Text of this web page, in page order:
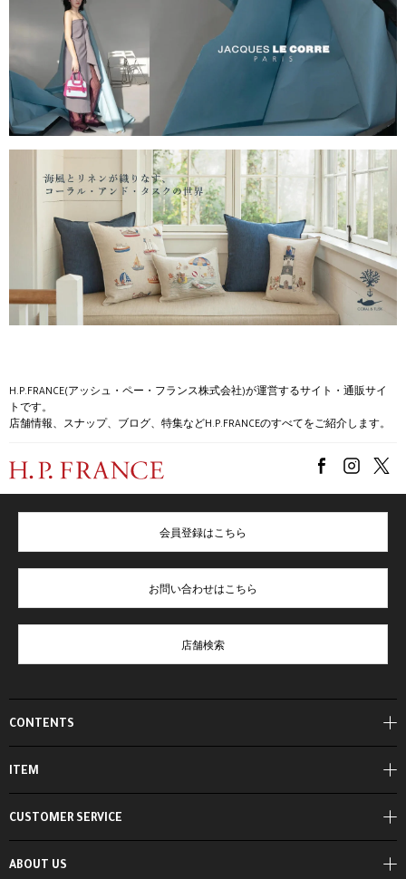
H.P.FRANCE(アッシュ・ペー・フランス株式会社)が運営するサイト・通販サイ
トです。
店舗情報、スナップ、ブログ、特集などH.P.FRANCEのすべてをご紹介します。
CONTENTS
ITEM
ABOUT US
会員登録はこちら
お問い合わせはこちら
店舗検索
CUSTOMER SERVICE